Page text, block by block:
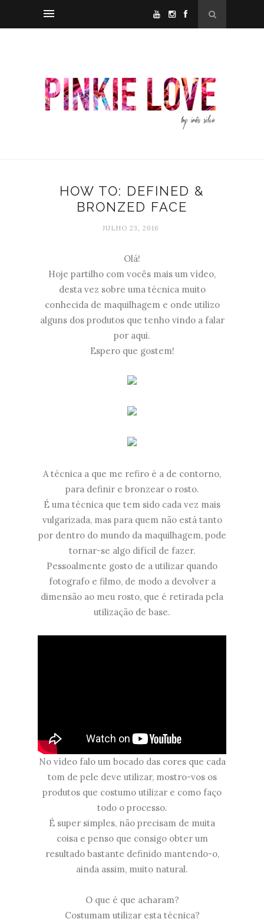
HOW TO: DEFINED &
BRONZED FACE
JULHO 23, 2016
Olá!
Hoje partilho com vocês mais um vídeo,
desta vez sobre uma técnica muito
conhecida de maquilhagem e onde utilizo
alguns dos produtos que tenho vindo a falar
por aqui.
Espero que gostem!
A técnica a que me refiro é a de contorno,
para definir e bronzear o rosto.
É uma técnica que tem sido cada vez mais
vulgarizada, mas para quem não está tanto
por dentro do mundo da maquilhagem, pode
tornar-se algo difícil de fazer.
Pessoalmente gosto de a utilizar quando
fotografo e filmo, de modo a devolver a
dimensão ao meu rosto, que é retirada pela
utilização de base.
No vídeo falo um bocado das cores que cada
tom de pele deve utilizar, mostro-vos os
produtos que costumo utilizar e como faço
todo o processo.
É super simples, não precisam de muita
coisa e penso que consigo obter um
resultado bastante definido mantendo-o,
ainda assim, muito natural.
O que é que acharam?
Costumam utilizar esta técnica?